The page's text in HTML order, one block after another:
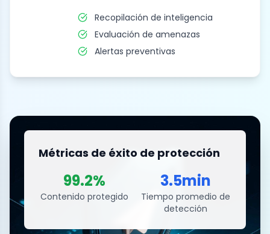
Recopilación de inteligencia
Evaluación de amenazas
Alertas preventivas
Métricas de éxito de protección
99.2%
Contenido protegido
3.5min
Tiempo promedio de
detección